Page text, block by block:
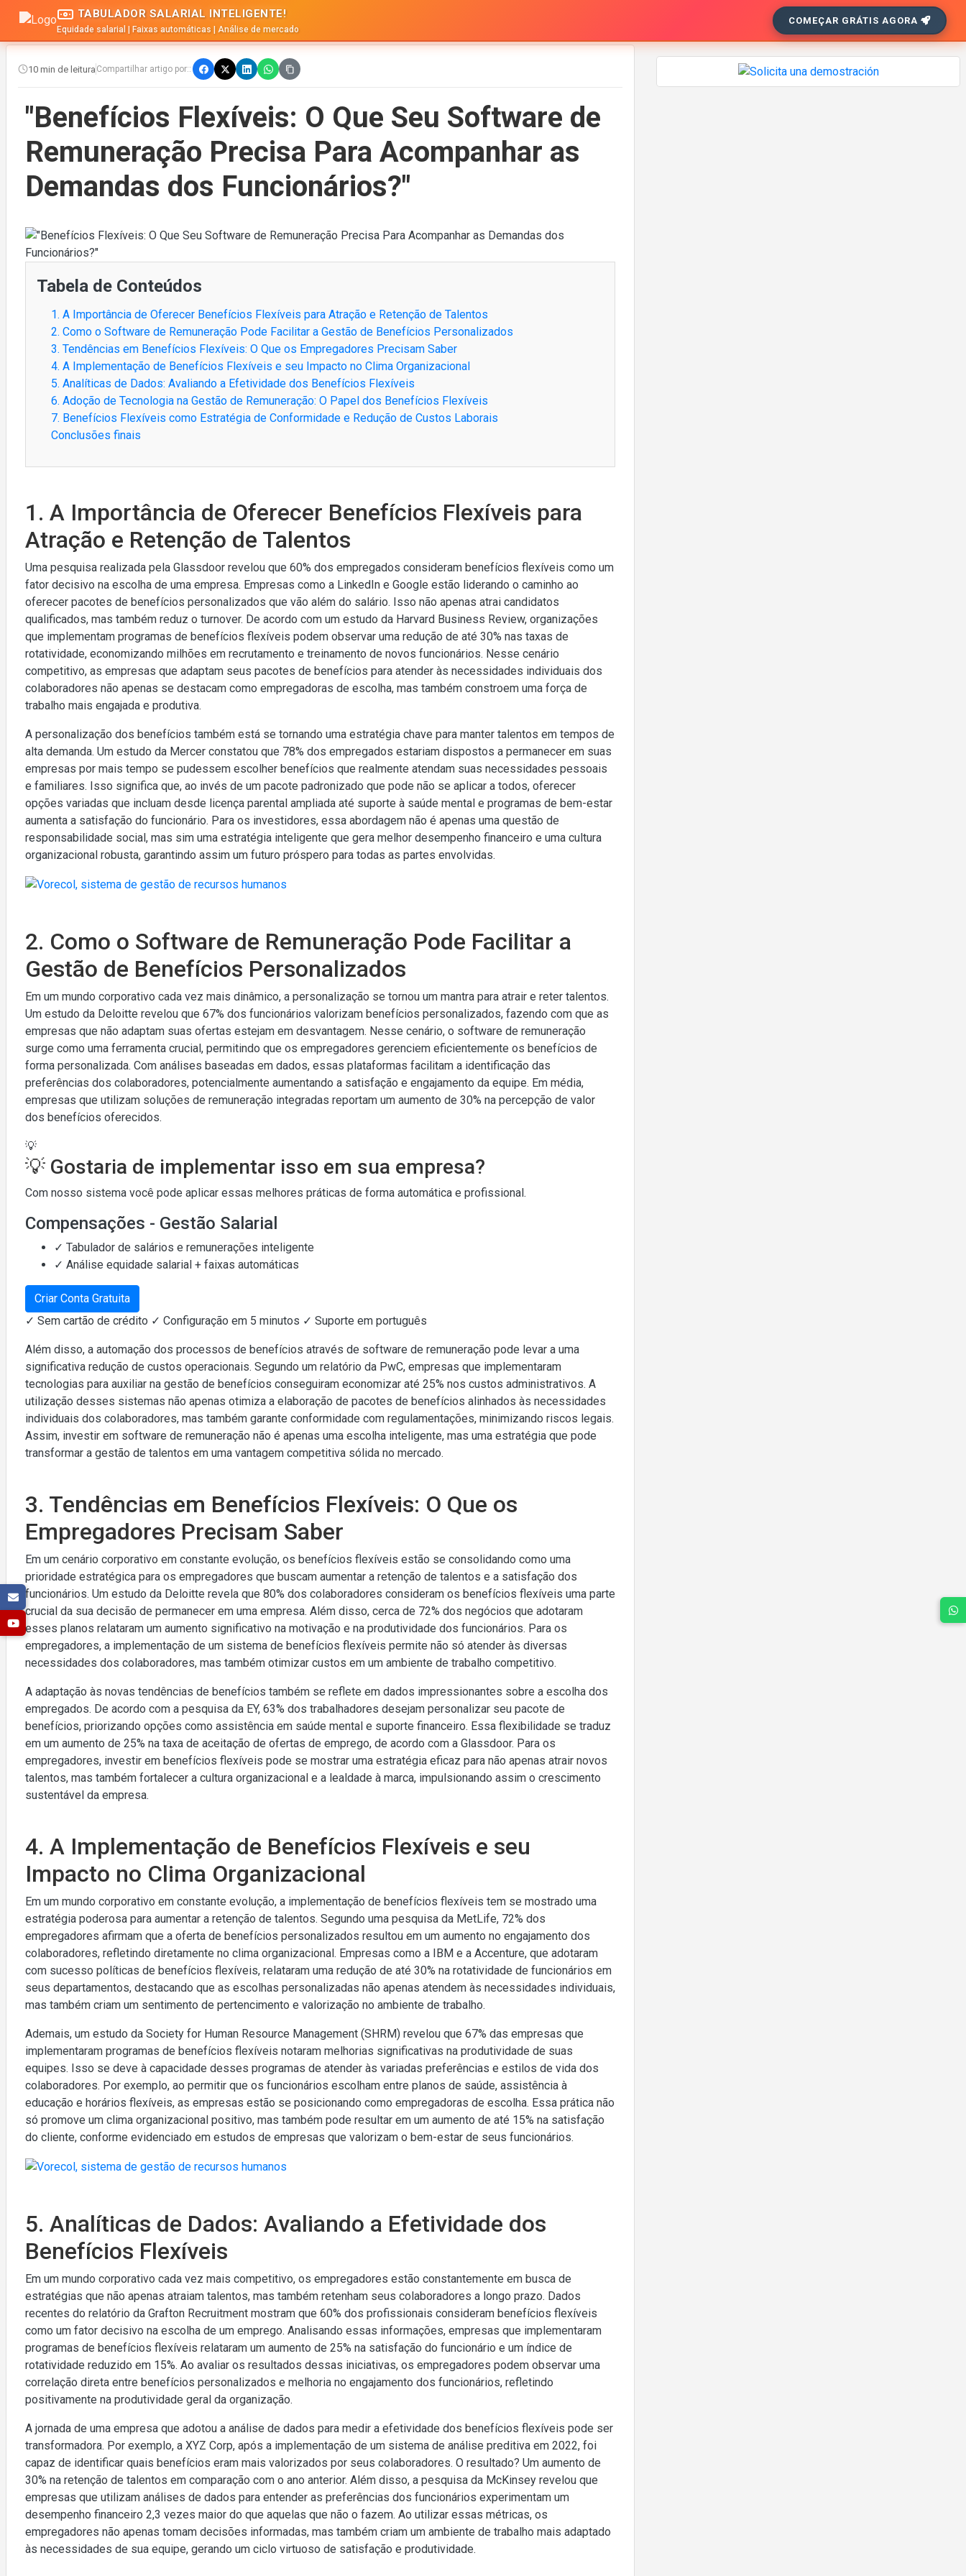
TABULADOR SALARIAL INTELIGENTE!
Equidade salarial | Faixas automáticas | Análise de mercado
COMEÇAR GRÁTIS AGORA
10 min de leitura Compartilhar artigo por::
"Benefícios Flexíveis: O Que Seu Software de
Remuneração Precisa Para Acompanhar as
Demandas dos Funcionários?"
Tabela de Conteúdos
1. A Importância de Oferecer Benefícios Flexíveis para Atração e Retenção de Talentos
2. Como o Software de Remuneração Pode Facilitar a Gestão de Benefícios Personalizados
3. Tendências em Benefícios Flexíveis: O Que os Empregadores Precisam Saber
4. A Implementação de Benefícios Flexíveis e seu Impacto no Clima Organizacional
5. Analíticas de Dados: Avaliando a Efetividade dos Benefícios Flexíveis
6. Adoção de Tecnologia na Gestão de Remuneração: O Papel dos Benefícios Flexíveis
7. Benefícios Flexíveis como Estratégia de Conformidade e Redução de Custos Laborais
Conclusões finais
1. A Importância de Oferecer Benefícios Flexíveis para
Atração e Retenção de Talentos
Uma pesquisa realizada pela Glassdoor revelou que 60% dos empregados consideram benefícios flexíveis como um
fator decisivo na escolha de uma empresa. Empresas como a LinkedIn e Google estão liderando o caminho ao
oferecer pacotes de benefícios personalizados que vão além do salário. Isso não apenas atrai candidatos
qualificados, mas também reduz o turnover. De acordo com um estudo da Harvard Business Review, organizações
que implementam programas de benefícios flexíveis podem observar uma redução de até 30% nas taxas de
rotatividade, economizando milhões em recrutamento e treinamento de novos funcionários. Nesse cenário
competitivo, as empresas que adaptam seus pacotes de benefícios para atender às necessidades individuais dos
colaboradores não apenas se destacam como empregadoras de escolha, mas também constroem uma força de
trabalho mais engajada e produtiva.
A personalização dos benefícios também está se tornando uma estratégia chave para manter talentos em tempos de
alta demanda. Um estudo da Mercer constatou que 78% dos empregados estariam dispostos a permanecer em suas
empresas por mais tempo se pudessem escolher benefícios que realmente atendam suas necessidades pessoais
e familiares. Isso significa que, ao invés de um pacote padronizado que pode não se aplicar a todos, oferecer
opções variadas que incluam desde licença parental ampliada até suporte à saúde mental e programas de bem-estar
aumenta a satisfação do funcionário. Para os investidores, essa abordagem não é apenas uma questão de
responsabilidade social, mas sim uma estratégia inteligente que gera melhor desempenho financeiro e uma cultura
organizacional robusta, garantindo assim um futuro próspero para todas as partes envolvidas.
2. Como o Software de Remuneração Pode Facilitar a
Gestão de Benefícios Personalizados
Em um mundo corporativo cada vez mais dinâmico, a personalização se tornou um mantra para atrair e reter talentos.
Um estudo da Deloitte revelou que 67% dos funcionários valorizam benefícios personalizados, fazendo com que as
empresas que não adaptam suas ofertas estejam em desvantagem. Nesse cenário, o software de remuneração
surge como uma ferramenta crucial, permitindo que os empregadores gerenciem eficientemente os benefícios de
forma personalizada. Com análises baseadas em dados, essas plataformas facilitam a identificação das
preferências dos colaboradores, potencialmente aumentando a satisfação e engajamento da equipe. Em média,
empresas que utilizam soluções de remuneração integradas reportam um aumento de 30% na percepção de valor
dos benefícios oferecidos.
💡
💡 Gostaria de implementar isso em sua empresa?
Com nosso sistema você pode aplicar essas melhores práticas de forma automática e profissional.
Compensações - Gestão Salarial
✓ Tabulador de salários e remunerações inteligente
✓ Análise equidade salarial + faixas automáticas
Criar Conta Gratuita
✓ Sem cartão de crédito ✓ Configuração em 5 minutos ✓ Suporte em português
Além disso, a automação dos processos de benefícios através de software de remuneração pode levar a uma
significativa redução de custos operacionais. Segundo um relatório da PwC, empresas que implementaram
tecnologias para auxiliar na gestão de benefícios conseguiram economizar até 25% nos custos administrativos. A
utilização desses sistemas não apenas otimiza a elaboração de pacotes de benefícios alinhados às necessidades
individuais dos colaboradores, mas também garante conformidade com regulamentações, minimizando riscos legais.
Assim, investir em software de remuneração não é apenas uma escolha inteligente, mas uma estratégia que pode
transformar a gestão de talentos em uma vantagem competitiva sólida no mercado.
3. Tendências em Benefícios Flexíveis: O Que os
Empregadores Precisam Saber
Em um cenário corporativo em constante evolução, os benefícios flexíveis estão se consolidando como uma
prioridade estratégica para os empregadores que buscam aumentar a retenção de talentos e a satisfação dos
funcionários. Um estudo da Deloitte revela que 80% dos colaboradores consideram os benefícios flexíveis uma parte
crucial da sua decisão de permanecer em uma empresa. Além disso, cerca de 72% dos negócios que adotaram
esses planos relataram um aumento significativo na motivação e na produtividade dos funcionários. Para os
empregadores, a implementação de um sistema de benefícios flexíveis permite não só atender às diversas
necessidades dos colaboradores, mas também otimizar custos em um ambiente de trabalho competitivo.
A adaptação às novas tendências de benefícios também se reflete em dados impressionantes sobre a escolha dos
empregados. De acordo com a pesquisa da EY, 63% dos trabalhadores desejam personalizar seu pacote de
benefícios, priorizando opções como assistência em saúde mental e suporte financeiro. Essa flexibilidade se traduz
em um aumento de 25% na taxa de aceitação de ofertas de emprego, de acordo com a Glassdoor. Para os
empregadores, investir em benefícios flexíveis pode se mostrar uma estratégia eficaz para não apenas atrair novos
talentos, mas também fortalecer a cultura organizacional e a lealdade à marca, impulsionando assim o crescimento
sustentável da empresa.
4. A Implementação de Benefícios Flexíveis e seu
Impacto no Clima Organizacional
Em um mundo corporativo em constante evolução, a implementação de benefícios flexíveis tem se mostrado uma
estratégia poderosa para aumentar a retenção de talentos. Segundo uma pesquisa da MetLife, 72% dos
empregadores afirmam que a oferta de benefícios personalizados resultou em um aumento no engajamento dos
colaboradores, refletindo diretamente no clima organizacional. Empresas como a IBM e a Accenture, que adotaram
com sucesso políticas de benefícios flexíveis, relataram uma redução de até 30% na rotatividade de funcionários em
seus departamentos, destacando que as escolhas personalizadas não apenas atendem às necessidades individuais,
mas também criam um sentimento de pertencimento e valorização no ambiente de trabalho.
Ademais, um estudo da Society for Human Resource Management (SHRM) revelou que 67% das empresas que
implementaram programas de benefícios flexíveis notaram melhorias significativas na produtividade de suas
equipes. Isso se deve à capacidade desses programas de atender às variadas preferências e estilos de vida dos
colaboradores. Por exemplo, ao permitir que os funcionários escolham entre planos de saúde, assistência à
educação e horários flexíveis, as empresas estão se posicionando como empregadoras de escolha. Essa prática não
só promove um clima organizacional positivo, mas também pode resultar em um aumento de até 15% na satisfação
do cliente, conforme evidenciado em estudos de empresas que valorizam o bem-estar de seus funcionários.
5. Analíticas de Dados: Avaliando a Efetividade dos
Benefícios Flexíveis
Em um mundo corporativo cada vez mais competitivo, os empregadores estão constantemente em busca de
estratégias que não apenas atraiam talentos, mas também retenham seus colaboradores a longo prazo. Dados
recentes do relatório da Grafton Recruitment mostram que 60% dos profissionais consideram benefícios flexíveis
como um fator decisivo na escolha de um emprego. Analisando essas informações, empresas que implementaram
programas de benefícios flexíveis relataram um aumento de 25% na satisfação do funcionário e um índice de
rotatividade reduzido em 15%. Ao avaliar os resultados dessas iniciativas, os empregadores podem observar uma
correlação direta entre benefícios personalizados e melhoria no engajamento dos funcionários, refletindo
positivamente na produtividade geral da organização.
A jornada de uma empresa que adotou a análise de dados para medir a efetividade dos benefícios flexíveis pode ser
transformadora. Por exemplo, a XYZ Corp, após a implementação de um sistema de análise preditiva em 2022, foi
capaz de identificar quais benefícios eram mais valorizados por seus colaboradores. O resultado? Um aumento de
30% na retenção de talentos em comparação com o ano anterior. Além disso, a pesquisa da McKinsey revelou que
empresas que utilizam análises de dados para entender as preferências dos funcionários experimentam um
desempenho financeiro 2,3 vezes maior do que aquelas que não o fazem. Ao utilizar essas métricas, os
empregadores não apenas tomam decisões informadas, mas também criam um ambiente de trabalho mais adaptado
às necessidades de sua equipe, gerando um ciclo virtuoso de satisfação e produtividade.